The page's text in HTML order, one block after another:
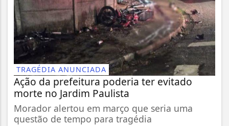
TRAGÉDIA ANUNCIADA
Ação da prefeitura poderia ter evitado
morte no Jardim Paulista
Morador alertou em março que seria uma
questão de tempo para tragédia